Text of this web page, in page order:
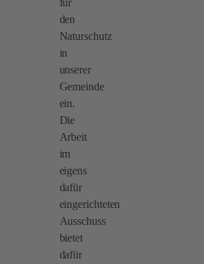
den
Naturschutz
in
unserer
Gemeinde
ein.
Die
Arbeit
im
eigens
dafür
eingerichteten
Ausschuss
bietet
dafür